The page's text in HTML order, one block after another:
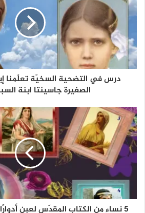
درس في التضحية السخيّة تعلّمنا
الصغيرة جاسينتا ابنة
5 نساء من الكتاب المقدّس لعبن